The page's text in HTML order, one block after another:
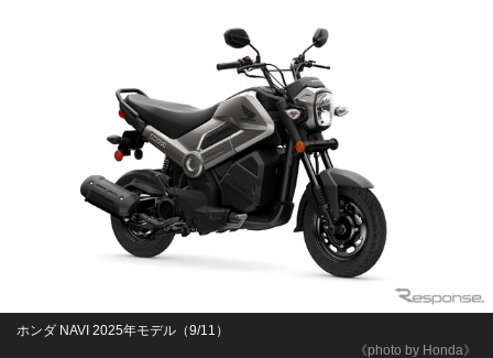
《photo by Honda》
ホンダ NAVI 2025年モデル（9/11）